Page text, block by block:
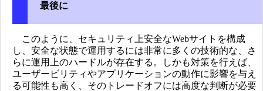
最後に
このように、セキュリティ上安全なWebサイトを構成
し、安全な状態で運用するには非常に多くの技術的な、さ
らに運用上のハードルが存在する。しかも対策を行えば、
ユーザービリティやアプリケーションの動作に影響を与え
る可能性も高く、そのトレードオフには高度な判断が必要